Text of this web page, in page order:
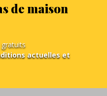
de maison
actuelles et